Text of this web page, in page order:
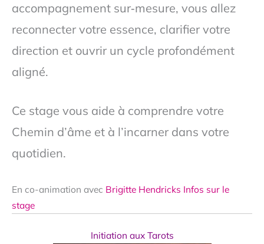
accompagnement sur‑mesure, vous allez
reconnecter votre essence, clarifier votre
direction et ouvrir un cycle profondément
aligné.
Ce stage vous aide à comprendre votre
Chemin d’âme et à l’incarner dans votre
quotidien.
En co-animation avec Brigitte Hendricks Infos sur le
stage
Initiation aux Tarots